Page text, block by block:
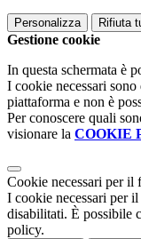
Personalizza Rifiuta
Gestione cookie
In questa schermata è
I cookie necessari
piattaforma e non è
Per conoscere quali
visionare la COOKIE
Cookie necessari per il
I cookie necessari per
disabilitati. È possibile
policy.